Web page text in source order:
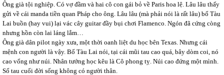
Ông già tội nghiệp. Có vợ đầm và hai cô con gái bỏ về Paris hoa lệ. Lâu lâu thấy
gửi về cái manda tiền quan Pháp cho ông. Lâu lâu (mà phải nói là rất lâu) bố Tàu
Lai buồn (hay vui) lại vác cây guitar đầy bụi chơi Flamenco. Ngón đã cứng còng
nhưng hồn còn lai láng lắm…
Ông già dân pilot ngày xưa, một thời oanh liệt du học bên Texas. Nhưng cái
mệnh con người là vậy. Bố Tàu Lai nói, tại cái mũi tau cao quá, bây dòm coi, nó
cao vổng như núi. Nhân tướng học kêu là Cô phong tỵ. Núi cao đứng một mình.
Số tau cuối đời sống không có người thân.